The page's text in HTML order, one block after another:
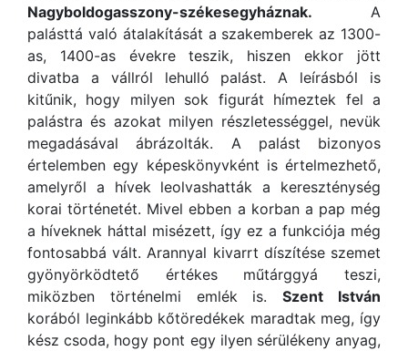
Nagyboldogasszony-székesegyháznak. A
palásttá való átalakítását a szakemberek az 1300-
as, 1400-as évekre teszik, hiszen ekkor jött
divatba a vállról lehulló palást. A leírásból is
kitűnik, hogy milyen sok figurát hímeztek fel a
palástra és azokat milyen részletességgel, nevük
megadásával ábrázolták. A palást bizonyos
értelemben egy képeskönyvként is értelmezhető,
amelyről a hívek leolvashatták a kereszténység
korai történetét. Mivel ebben a korban a pap még
a híveknek háttal misézett, így ez a funkciója még
fontosabbá vált. Arannyal kivarrt díszítése szemet
gyönyörködtető értékes műtárggyá teszi,
miközben történelmi emlék is.Szent István
korából leginkább kőtöredékek maradtak meg, így
kész csoda, hogy pont egy ilyen sérülékeny anyag,